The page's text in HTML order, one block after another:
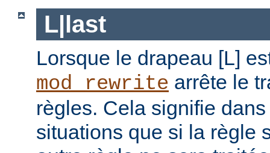
L|last
Lorsque le drapeau [L]
mod_rewrite arrête le
règles. Cela signifie
situations que si la règle